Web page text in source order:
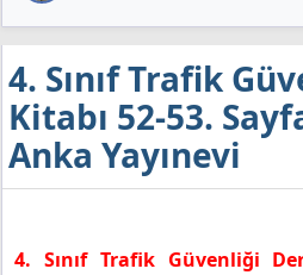
4. Sınıf Trafik
Kitabı 52-53.
Anka Yayınevi
4. Sınıf Trafik Güvenliği